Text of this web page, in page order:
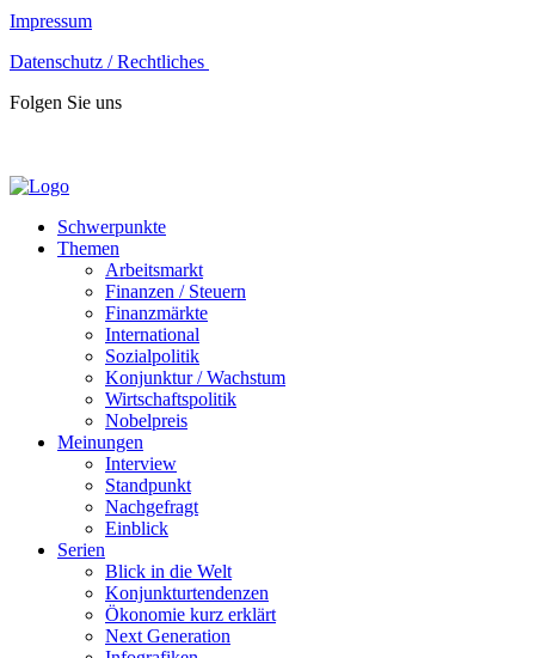
Impressum
Datenschutz / Rechtliches
Folgen Sie uns
Schwerpunkte
Themen
Arbeitsmarkt
Finanzen / Steuern
Finanzmärkte
International
Sozialpolitik
Konjunktur / Wachstum
Wirtschaftspolitik
Nobelpreis
Meinungen
Interview
Standpunkt
Nachgefragt
Einblick
Serien
Blick in die Welt
Konjunkturtendenzen
Ökonomie kurz erklärt
Next Generation